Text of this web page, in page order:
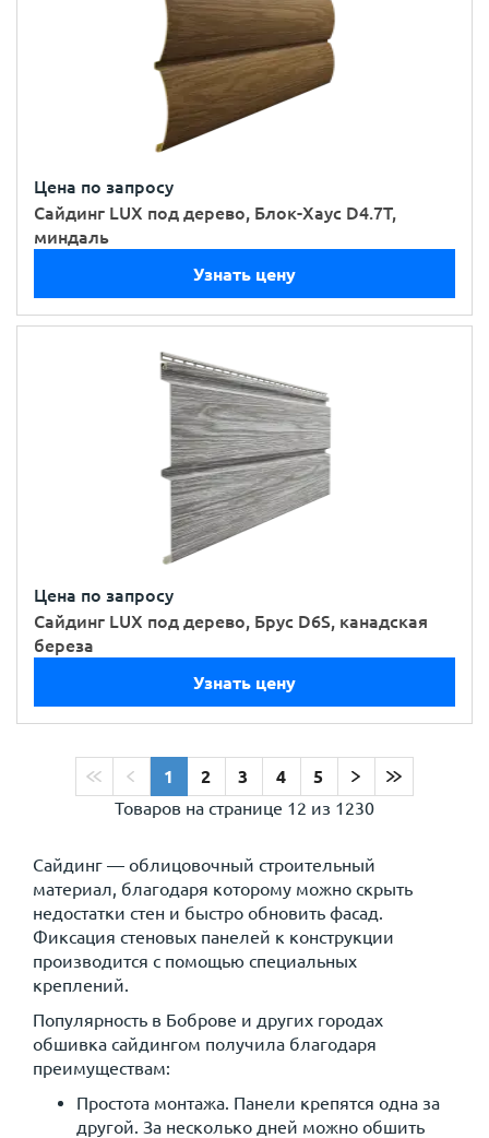
Цена по запросу
Сайдинг LUX под дерево, Блок-Хаус D4.7T,
миндаль
Узнать цену
Цена по запросу
Сайдинг LUX под дерево, Брус D6S, канадская
береза
Узнать цену
1 2 3 4
5
Товаров на странице 12 из 1230
Сайдинг — облицовочный строительный
материал, благодаря которому можно скрыть
недостатки стен и быстро обновить фасад.
Фиксация стеновых панелей к конструкции
производится с помощью специальных
креплений.
Популярность в Боброве и других городах
обшивка сайдингом получила благодаря
преимуществам:
Простота монтажа. Панели крепятся одна за
другой. За несколько дней можно обшить